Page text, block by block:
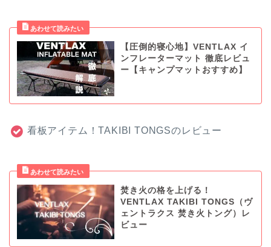
【圧倒的寝心地】VENTLAX イ
ンフレーターマット 徹底レビュ
ー【キャンプマットおすすめ】
看板アイテム！TAKIBI TONGSのレビュー
焚き火の格を上げる！
VENTLAX TAKIBI TONGS（ヴ
ェントラクス 焚き火トング）レ
ビュー